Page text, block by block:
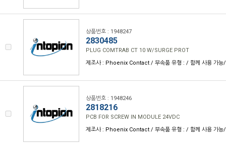
상품번호 : 1948247
2830485
PLUG COMTRAB CT 10 W/SURGE PROT
제조사 : Phoenix Contact / 부속품 유형 : / 함께 사용 가능/
상품번호 : 1948246
2818216
PCB FOR SCREW IN MODULE 24VDC
제조사 : Phoenix Contact / 부속품 유형 : / 함께 사용 가능/